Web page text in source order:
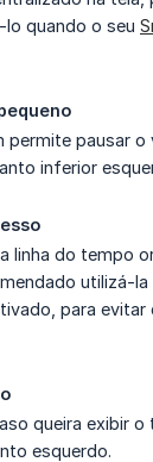
quando o seu
pausar o
inferior
linha do tempo
utilizá-la
para evitar
queira exibir o
esquerdo.